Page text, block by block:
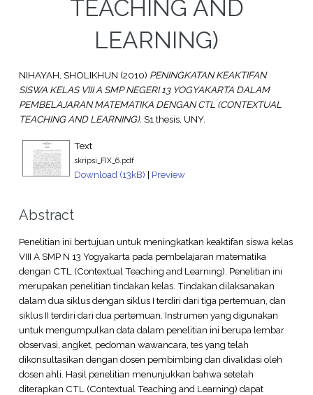
TEACHING AND
LEARNING)
NIHAYAH, SHOLIKHUN (2010) PENINGKATAN KEAKTIFAN
SISWA KELAS VIII A SMP NEGERI 13 YOGYAKARTA DALAM
PEMBELAJARAN MATEMATIKA DENGAN CTL (CONTEXTUAL
TEACHING AND LEARNING). S1 thesis, UNY.
Text
skripsi_FIX_6.pdf
Download (13kB) | Preview
Abstract
Penelitian ini bertujuan untuk meningkatkan keaktifan siswa kelas
VIII A SMP N 13 Yogyakarta pada pembelajaran matematika
dengan CTL (Contextual Teaching and Learning). Penelitian ini
merupakan penelitian tindakan kelas. Tindakan dilaksanakan
dalam dua siklus dengan siklus I terdiri dari tiga pertemuan, dan
siklus II terdiri dari dua pertemuan. Instrumen yang digunakan
untuk mengumpulkan data dalam penelitian ini berupa lembar
observasi, angket, pedoman wawancara, tes yang telah
dikonsultasikan dengan dosen pembimbing dan divalidasi oleh
dosen ahli. Hasil penelitian menunjukkan bahwa setelah
diterapkan CTL (Contextual Teaching and Learning) dapat